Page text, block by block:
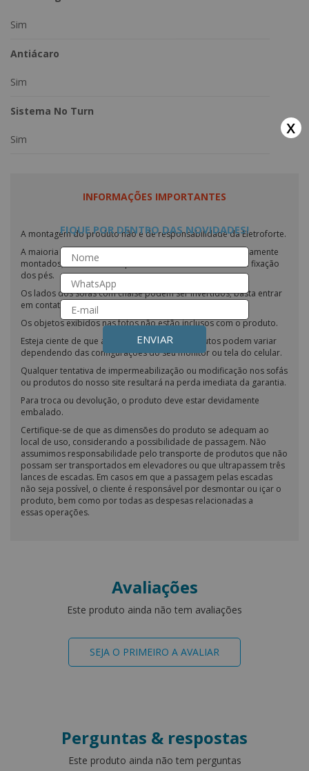
Sim
Antiácaro
Sim
Sistema No Turn
Sim
INFORMAÇÕES IMPORTANTES
A montagem do produto não é de responsabilidade da Eletroforte.
A maioria de nossos sofás/poltronas são entregues praticamente
montados, necessitando apenas o encaixe do encosto e a fixação
dos pés.
Os lados dos sofás com chaise podem ser invertidos; basta entrar
em contato conosco e fazer a solicitação.
Os objetos exibidos nas fotos não estão inclusos com o produto.
Esteja ciente de que as cores dos nossos produtos podem variar
dependendo das configurações do seu monitor ou tela do celular.
Qualquer tentativa de impermeabilização ou modificação nos sofás
ou produtos do nosso site resultará na perda imediata da garantia.
Para troca ou devolução, o produto deve estar devidamente
embalado.
Certifique-se de que as dimensões do produto se adequam ao
local de uso, considerando a possibilidade de passagem. Não
assumimos responsabilidade pelo transporte de produtos que não
possam ser transportados em elevadores ou que ultrapassem três
lances de escadas. Em casos em que a passagem pelas escadas
não seja possível, o cliente é responsável por desmontar ou içar o
produto, bem como por todas as despesas relacionadas a
essas operações.
Avaliações
Este produto ainda não tem avaliações
SEJA O PRIMEIRO A AVALIAR
Perguntas & respostas
Este produto ainda não tem perguntas
x
FIQUE POR DENTRO DAS NOVIDADES!
ENVIAR